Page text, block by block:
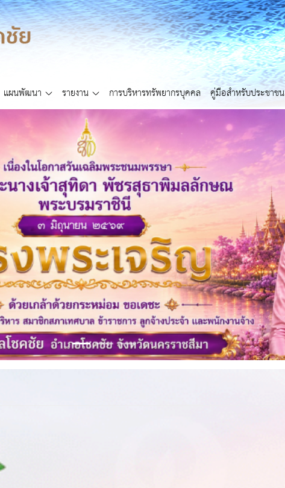
แผนพัฒนา รายงาน การบริหารทรัพยากรบุคคล คู่มือสำหรับประชาชน